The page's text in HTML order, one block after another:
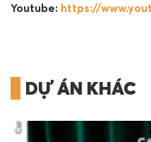
Youtube: https://
DỰ ÁN KHÁC